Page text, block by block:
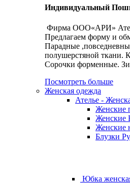
Индивидуальный
Фирма ООО«АРИ»
Предлагаем форму и
Парадные
полушерстяной ткани.
Сорочки форменные.
Посмотреть больше
Женская одежда
Ателье -
Женские
Женские
Женские
Блузки
Юбка